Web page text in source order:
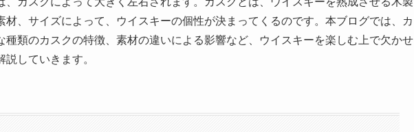
材、サイズによって、ウイスキーの個性が決まってくるのです。本ブログでは、カ
種類のカスクの特徴、素材の違いによる影響など、ウイスキーを楽しむ上で欠かせ
していきます。